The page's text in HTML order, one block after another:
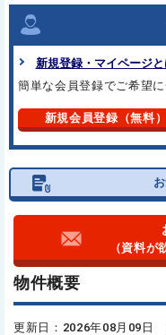
新規登録・マイページと
簡単な会員登録でご希望に
新規会員登録（無料）
（資料が
物件概要
更新日：2026年08月09日